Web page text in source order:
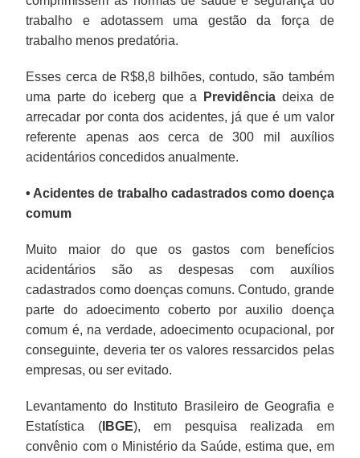
trabalho e adotassem uma gestão da força de
trabalho menos predatória.
Esses cerca de R$8,8 bilhões, contudo, são também
uma parte do iceberg que a
Previdência deixa de
arrecadar por conta dos acidentes, já que é um valor
referente apenas aos cerca de 300 mil auxílios
acidentários concedidos anualmente.
• Acidentes de trabalho cadastrados como doença
comum
Muito maior do que os gastos com benefícios
acidentários são as despesas com auxílios
cadastrados como doenças comuns. Contudo, grande
parte do adoecimento coberto por auxilio doença
comum é, na verdade, adoecimento ocupacional, por
conseguinte, deveria ter os valores ressarcidos pelas
empresas, ou ser evitado.
Levantamento do Instituto Brasileiro de Geografia e
Estatística (IBGE), em pesquisa realizada em
convênio com o Ministério da Saúde, estima que, em